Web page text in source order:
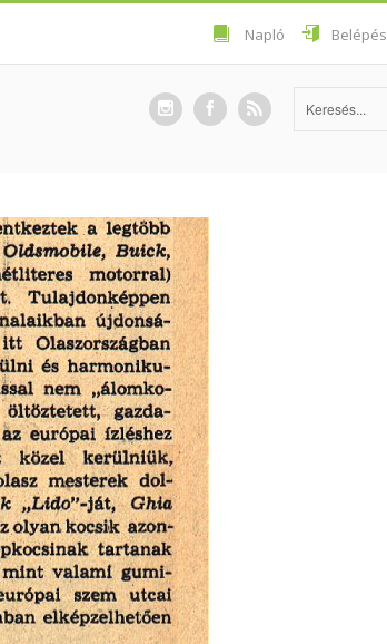
Napló Belépés